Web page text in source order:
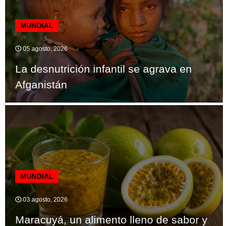
MUNDIAL
05 agosto, 2026
La desnutrición infantil se agrava en
Afganistán
MUNDIAL
03 agosto, 2026
Maracuyá, un alimento lleno de sabor y